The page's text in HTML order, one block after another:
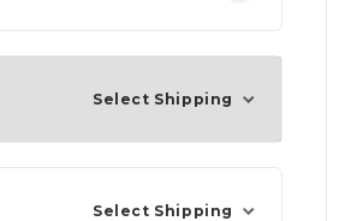
Select Shipping
Select Shipping